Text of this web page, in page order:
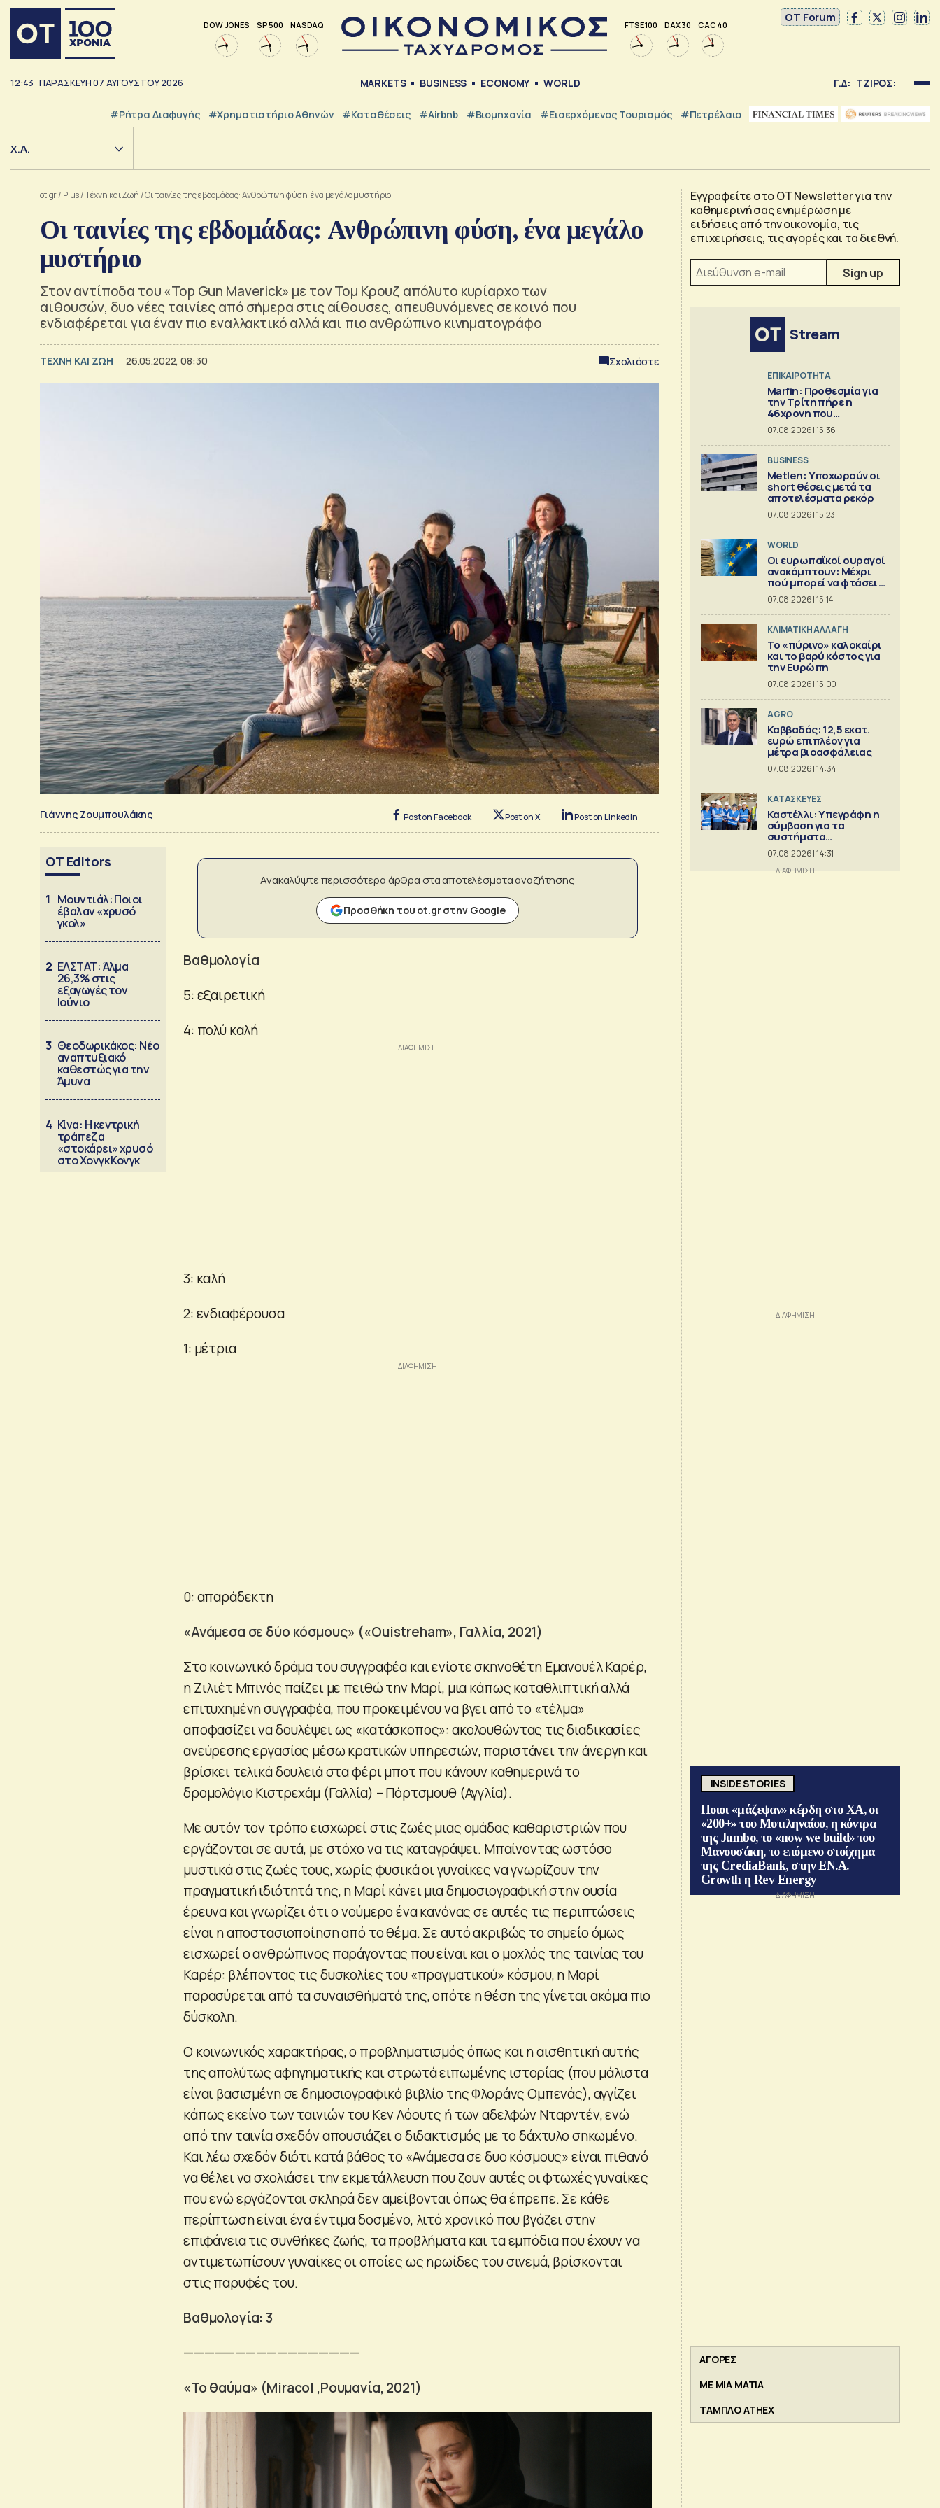
DOW JONES SP 500 NASDAQ FTSE 100 DAX 30 CAC 40
OT Forum
12:43 ΠΑΡΑΣΚΕΥΗ07 ΑΥΓΟΥΣΤΟΥ2026 MARKETS BUSINESS ECONOMY WORLD Γ.Δ: ΤΖΙΡΟΣ:
#ρήτρα Διαφυγής #Χρηματιστήριο Αθηνών #Καταθέσεις #Airbnb #Βιομηχανία #εισερχόμενος Τουρισμός #Πετρέλαιο
Χ.Α.
ot.gr/ Plus/Tέχνη και Ζωή /Οι ταινίες της εβδομάδας: Ανθρώπινη φύση, ένα μεγάλο μυστήριο
Οι ταινίες της εβδομάδας: Ανθρώπινη φύση, ένα μεγάλο
μυστήριο
Στον αντίποδα του «Top Gun Maverick» με τον Τομ Κρουζ απόλυτο κυρίαρχο των
αιθουσών, δυο νέες ταινίες από σήμερα στις αίθουσες, απευθυνόμενες σε κοινό που
ενδιαφέρεται για έναν πιο εναλλακτικό αλλά και πιο ανθρώπινο κινηματογράφο
TΕΧΝΗ ΚΑΙ ΖΩΗ 26.05.2022, 08:30 Σχολιάστε
Γιάννης Ζουμπουλάκης Post on Facebook Post on X Post on LinkedIn
OT Editors
1 Μουντιάλ: Ποιοι
έβαλαν «χρυσό
γκολ»
2 ΕΛΣΤΑΤ: Άλμα
26,3% στις
εξαγωγές τον
Ιούνιο
3 Θεοδωρικάκος: Νέο
αναπτυξιακό
καθεστώς για την
Άμυνα
4 Κίνα: Η κεντρική
τράπεζα
«στοκάρει» χρυσό
στο Χονγκ Κονγκ
Ανακαλύψτε περισσότερα άρθρα στα αποτελέσματα αναζήτησης
Προσθήκη του ot.gr στην Google
Βαθμολογία
5: εξαιρετική
4: πολύ καλή
3: καλή
2: ενδιαφέρουσα
1: μέτρια
0: απαράδεκτη
«Ανάμεσα σε δύο κόσμους» («Ouistreham», Γαλλία, 2021)
Στο κοινωνικό δράμα του συγγραφέα και ενίοτε σκηνοθέτη Εμανουέλ Καρέρ,
η Ζιλιέτ Μπινός παίζει με πειθώ την Μαρί, μια κάπως καταθλιπτική αλλά
επιτυχημένη συγγραφέα, που προκειμένου να βγει από το «τέλμα»
αποφασίζει να δουλέψει ως «κατάσκοπος»: ακολουθώντας τις διαδικασίες
ανεύρεσης εργασίας μέσω κρατικών υπηρεσιών, παριστάνει την άνεργη και
βρίσκει τελικά δουλειά στα φέρι μποτ που κάνουν καθημερινά το
δρομολόγιο Κιστρεχάμ (Γαλλία) – Πόρτσμουθ (Αγγλία).
Με αυτόν τον τρόπο εισχωρεί στις ζωές μιας ομάδας καθαριστριών που
εργάζονται σε αυτά, με στόχο να τις καταγράψει. Μπαίνοντας ωστόσο
μυστικά στις ζωές τους, χωρίς φυσικά οι γυναίκες να γνωρίζουν την
πραγματική ιδιότητά της, η Μαρί κάνει μια δημοσιογραφική στην ουσία
έρευνα και γνωρίζει ότι ο νούμερο ένα κανόνας σε αυτές τις περιπτώσεις
είναι η αποστασιοποίηση από το θέμα. Σε αυτό ακριβώς το σημείο όμως
εισχωρεί ο ανθρώπινος παράγοντας που είναι και ο μοχλός της ταινίας του
Καρέρ: βλέποντας τις δυσκολίες του «πραγματικού» κόσμου, η Μαρί
παρασύρεται από τα συναισθήματά της, οπότε η θέση της γίνεται ακόμα πιο
δύσκολη.
Ο κοινωνικός χαρακτήρας, ο προβληματισμός όπως και η αισθητική αυτής
της απολύτως αφηγηματικής και στρωτά ειπωμένης ιστορίας (που μάλιστα
είναι βασισμένη σε δημοσιογραφικό βιβλίο της Φλοράνς Ομπενάς), αγγίζει
κάπως εκείνο των ταινιών του Κεν Λόουτς ή των αδελφών Νταρντέν, ενώ
από την ταινία σχεδόν απουσιάζει ο διδακτισμός με το δάχτυλο σηκωμένο.
Και λέω σχεδόν διότι κατά βάθος το «Ανάμεσα σε δυο κόσμους» είναι πιθανό
να θέλει να σχολιάσει την εκμετάλλευση που ζουν αυτές οι φτωχές γυναίκες
που ενώ εργάζονται σκληρά δεν αμείβονται όπως θα έπρεπε. Σε κάθε
περίπτωση είναι ένα έντιμα δοσμένο, λιτό χρονικό που βγάζει στην
επιφάνεια τις συνθήκες ζωής, τα προβλήματα και τα εμπόδια που έχουν να
αντιμετωπίσουν γυναίκες οι οποίες ως ηρωίδες του σινεμά, βρίσκονται
στις παρυφές του.
Βαθμολογία: 3
—————————————————
«Το θαύμα» (Miracol ,Ρουμανία, 2021)
Εγγραφείτε στο OT Newsletter για την
καθημερινή σας ενημέρωση με
ειδήσεις από την οικονομία, τις
επιχειρήσεις, τις αγορές και τα διεθνή.
Stream
ΕΠΙΚΑΙΡΟΤΗΤΑ
Marfin: Προθεσμία για
την Τρίτη πήρε η
46χρονη που
κατηγορείται για τον
εμπρησμό
07.08.2026 | 15:36
BUSINESS
Metlen: Υποχωρούν οι
short θέσεις μετά τα
αποτελέσματα ρεκόρ
07.08.2026 | 15:23
WORLD
Οι ευρωπαϊκοί ουραγοί
ανακάμπτουν: Μέχρι
πού μπορεί να φτάσει η
άνοδος;
07.08.2026 | 15:14
ΚΛΙΜΑΤΙΚΗ ΑΛΛΑΓΗ
Το «πύρινο» καλοκαίρι
και το βαρύ κόστος για
την Ευρώπη
07.08.2026 | 15:00
AGRO
Καββαδάς: 12,5 εκατ.
ευρώ επιπλέον για
μέτρα βιοασφάλειας
07.08.2026 | 14:34
ΚΑΤΑΣΚΕΥΕΣ
Καστέλλι: Υπεγράφη η
σύμβαση για τα
συστήματα
αεροναυτιλίας
07.08.2026 | 14:31
INSIDE STORIES
Ποιοι «μάζεψαν» κέρδη στο ΧΑ, οι
«200+» του Μυτιληναίου, η κόντρα
της Jumbo, το «now we build» του
Μανουσάκη, το επόμενο στοίχημα
της CrediaBank, στην ΕΝ.Α.
Growth η Rev Energy
ΑΓΟΡΕΣ
ΜΕ ΜΙΑ ΜΑΤΙΑ
ΤΑΜΠΛΟ ATHEX